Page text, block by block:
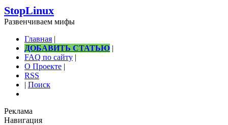
StopLinux
Развенчиваем мифы
Главная |
ДОБАВИТЬ СТАТЬЮ |
FAQ по сайту |
О Проекте |
RSS
| Поиск
Реклама
Навигация